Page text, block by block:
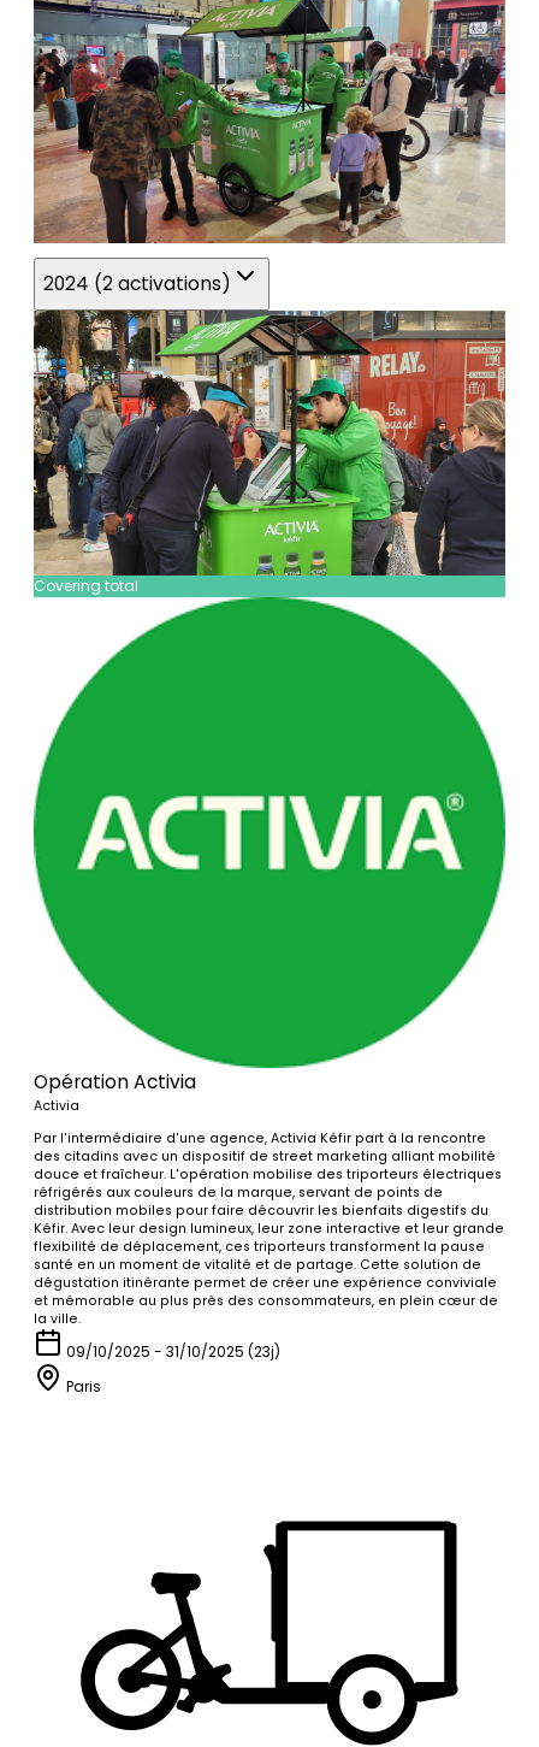
2024 (2 activations)
Covering total
Opération Activia
Activia
Par l'intermédiaire d'une agence, Activia Kéfir part à la rencontre
des citadins avec un dispositif de street marketing alliant mobilité
douce et fraîcheur. L'opération mobilise des triporteurs électriques
réfrigérés aux couleurs de la marque, servant de points de
distribution mobiles pour faire découvrir les bienfaits digestifs du
Kéfir. Avec leur design lumineux, leur zone interactive et leur grande
flexibilité de déplacement, ces triporteurs transforment la pause
santé en un moment de vitalité et de partage. Cette solution de
dégustation itinérante permet de créer une expérience conviviale
et mémorable au plus près des consommateurs, en plein cœur de
la ville.
09/10/2025 - 31/10/2025 (23j)
Paris